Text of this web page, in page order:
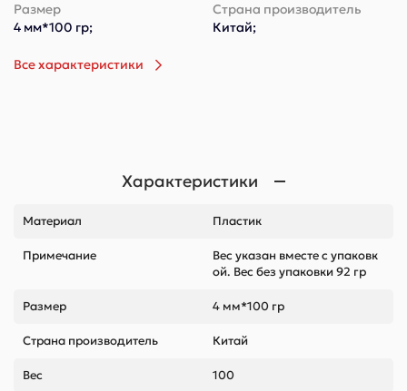
Размер
4 мм*100 гр;
Страна производитель
Китай;
Все характеристики
Характеристики
Материал Пластик
Примечание
Вес указан вместе с упаковк
ой. Вес без упаковки 92 гр
Размер 4 мм*100 гр
Страна производитель Китай
Вес 100